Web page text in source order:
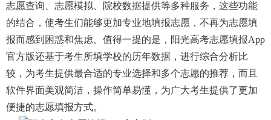
志愿查询、志愿模拟、院校数据提供等多种服务，这些功能
的结合，使考生们能够更加专业地填报志愿，不再为志愿填
报而感到困惑和焦虑。值得一提的是，阳光高考志愿填报app
官方版还基于考生所填学校的历年数据，进行综合分析比
较，为考生提供最合适的专业选择和多个志愿的推荐，而且
软件界面美观简洁，操作简单易懂，为广大考生提供了更加
便捷的志愿填报方式。